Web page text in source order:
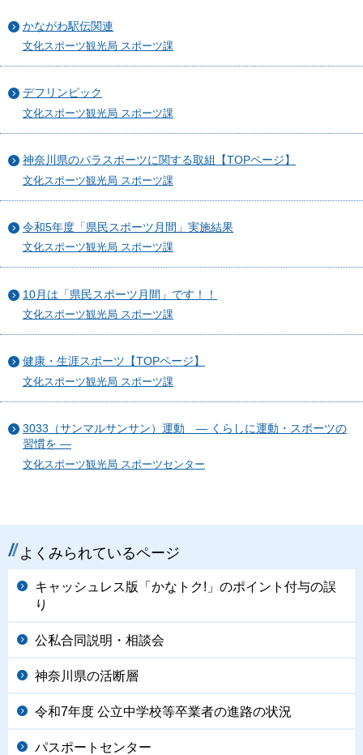
かながわ駅伝関連
文化スポーツ観光局 スポーツ課
デフリンピック
文化スポーツ観光局 スポーツ課
神奈川県のパラスポーツに関する取組【TOPページ】
文化スポーツ観光局 スポーツ課
令和5年度「県民スポーツ月間」実施結果
文化スポーツ観光局 スポーツ課
10月は「県民スポーツ月間」です！！
文化スポーツ観光局 スポーツ課
健康・生涯スポーツ【TOPページ】
文化スポーツ観光局 スポーツ課
3033（サンマルサンサン）運動 ― くらしに運動・スポーツの
習慣を ―
文化スポーツ観光局 スポーツセンター
よくみられているページ
キャッシュレス版「かなトク!」のポイント付与の誤
り
公私合同説明・相談会
神奈川県の活断層
令和7年度 公立中学校等卒業者の進路の状況
パスポートセンター